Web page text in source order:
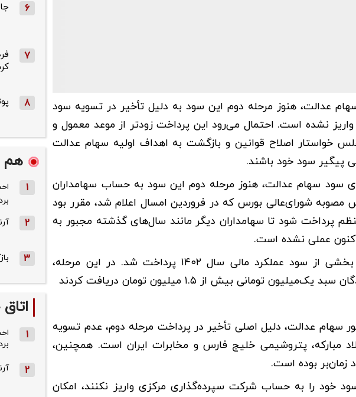
عدالت، هنوز مرحله دوم این سود به دلیل تأخیر در تسویه سود
نشده است. احتمال می‌رود این پرداخت زودتر از موعد معمول و
مجلس خواستار اصلاح قوانین و بازگشت به اهداف اولیه سهام عدالت
پیگیر سود خود باشند.
سود سهام عدالت، هنوز مرحله دوم این سود به حساب سهامداران
مصوبه شورای‌عالی بورس که در فروردین امسال اعلام شد، مقرر بود
پرداخت شود تا سهامداران دیگر مانند سال‌های گذشته مجبور به
عملی نشده است.
مرحله نخست سود سهام عدالت اسفند ۱۴۰۳ و به‌عنوان بخشی از سود عملکرد مالی سال ۱۴۰۲ پرداخت شد. در این مرحله،
سهام عدالت، دلیل اصلی تأخیر در پرداخت مرحله دوم، عدم تسویه
مبارکه، پتروشیمی خلیج فارس و مخابرات ایران است. همچنین،
زمان‌بر بوده است.
خود را به حساب شرکت سپرده‌گذاری مرکزی واریز نکنند، امکان
6
7
8
هم
1
2
3
1
2